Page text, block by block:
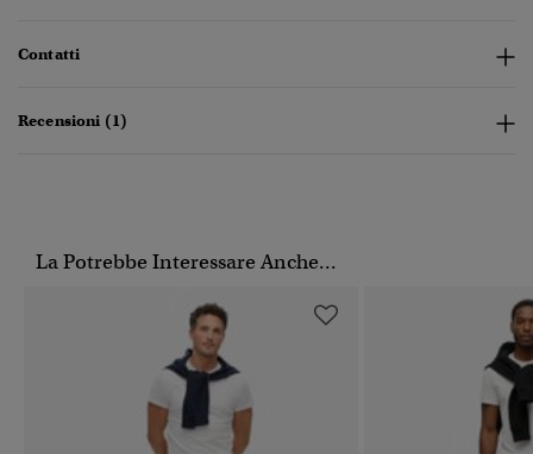
Contatti
Recensioni (1)
La Potrebbe Interessare Anche...